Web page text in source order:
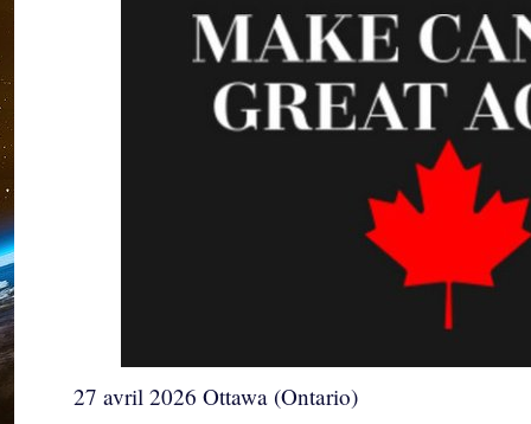
27 avril 2026 Ottawa (Ontario)